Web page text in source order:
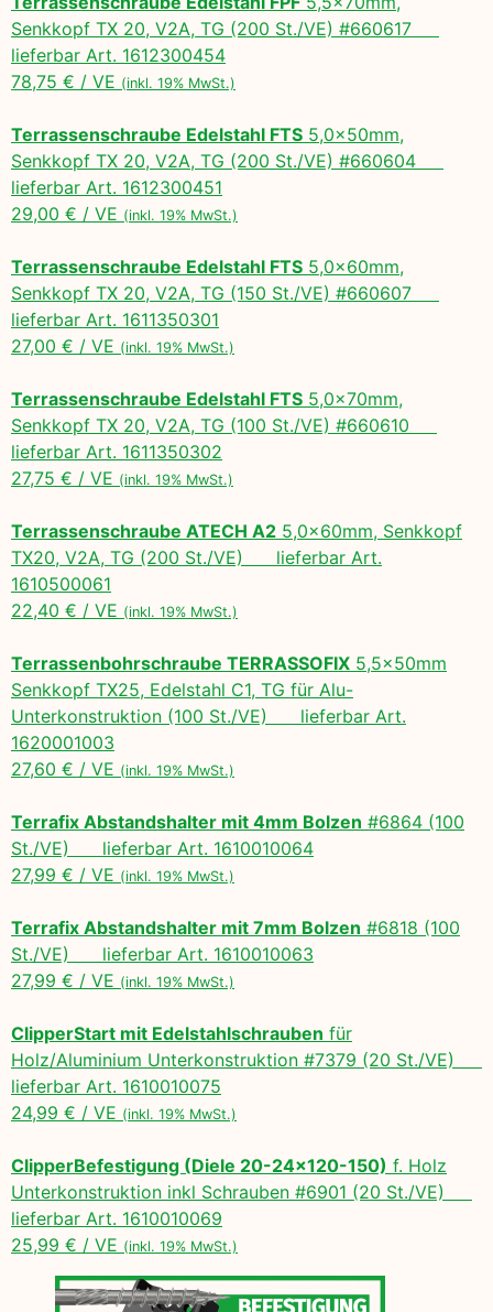
Senkkopf TX 20, V2A, TG (200 St./VE) #660617
lieferbar Art. 1612300454
78,75 € / VE (inkl. 19% MwSt.)
Terrassenschraube Edelstahl FTS 5,0x50mm,
Senkkopf TX 20, V2A, TG (200 St./VE) #660604
lieferbar Art. 1612300451
29,00 € / VE (inkl. 19% MwSt.)
Terrassenschraube Edelstahl FTS 5,0x60mm,
Senkkopf TX 20, V2A, TG (150 St./VE) #660607
lieferbar Art. 1611350301
27,00 € / VE (inkl. 19% MwSt.)
Terrassenschraube Edelstahl FTS 5,0x70mm,
Senkkopf TX 20, V2A, TG (100 St./VE) #660610
lieferbar Art. 1611350302
27,75 € / VE (inkl. 19% MwSt.)
Terrassenschraube ATECH A2 5,0x60mm, Senkkopf
TX20, V2A, TG (200 St./VE) lieferbar Art.
1610500061
22,40 € / VE (inkl. 19% MwSt.)
Terrassenbohrschraube TERRASSOFIX 5,5x50mm
Senkkopf TX25, Edelstahl C1, TG für Alu-
Unterkonstruktion (100 St./VE) lieferbar Art.
1620001003
27,60 € / VE (inkl. 19% MwSt.)
Terrafix Abstandshalter mit 4mm Bolzen #6864 (100
St./VE) lieferbar Art. 1610010064
27,99 € / VE (inkl. 19% MwSt.)
Terrafix Abstandshalter mit 7mm Bolzen #6818 (100
St./VE) lieferbar Art. 1610010063
27,99 € / VE (inkl. 19% MwSt.)
ClipperStart mit Edelstahlschrauben für
Holz/Aluminium Unterkonstruktion #7379 (20 St./VE)
lieferbar Art. 1610010075
24,99 € / VE (inkl. 19% MwSt.)
ClipperBefestigung (Diele 20-24×120-150) f. Holz
Unterkonstruktion inkl Schrauben #6901 (20 St./VE)
lieferbar Art. 1610010069
25,99 € / VE (inkl. 19% MwSt.)